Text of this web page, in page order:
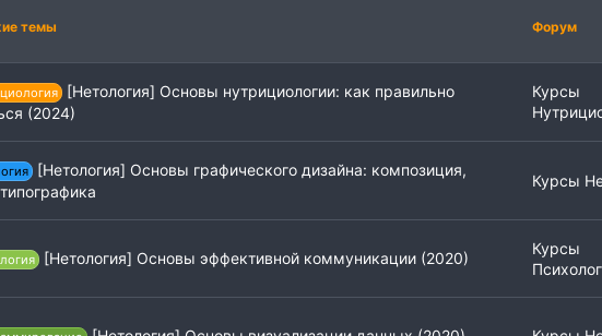
темы Форум
[Нетология] Основы нутрициологии: как правильно
(2024)
Курсы
[Нетология] Основы графического дизайна: композиция,
Курсы
[Нетология] Основы эффективной коммуникации (2020)
Курсы